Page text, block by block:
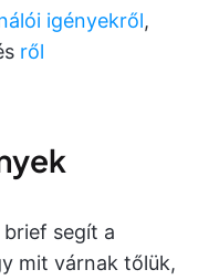
igényekről,
ről
segít a
mit várnak tőlük,